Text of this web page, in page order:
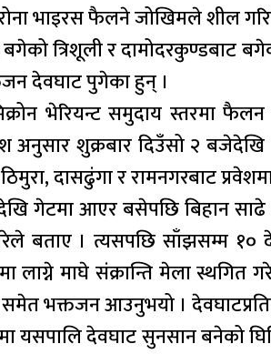
भाइरस फैलने जोखिमले शील
त्रिशूली र दामोदरकुण्डबाट
देवघाट पुगेका हुन् ।
भेरियन्ट समुदाय स्तरमा
शुक्रबार दिउँसो २ बजेदेखि
दासढुंगा र रामनगरबाट
गेटमा आएर बसेपछि बिहान साढे
बताए । त्यसपछि साँझसम्म
लाग्ने माघे संक्रान्ति मेला
भक्तजन आउनुभयो ।
यसपालि देवघाट सुनसान बनेको